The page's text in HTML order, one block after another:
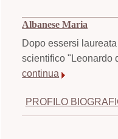
Albanese Maria
Dopo essersi
scientifico "Leonardo
continua
PROFILO